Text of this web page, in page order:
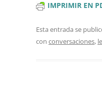
IMPRIMIR EN
Esta entrada se
con conversaciones,